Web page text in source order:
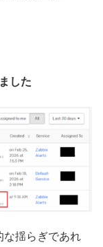
した
な揺らぎであれ